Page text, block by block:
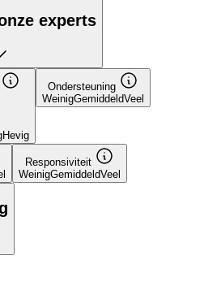
experts
Hevig
Ondersteuning
WeinigGemiddeldVeel
Responsiviteit
WeinigGemiddeldVeel